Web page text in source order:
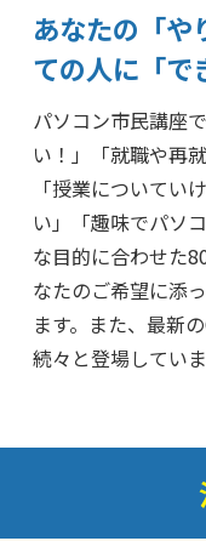
あなたの「や
ての人に「で
パソコン市民講座
い！」「就職や再
「授業についてい
い」「趣味でパソ
な目的に合わせた
なたのご希望に添
ます。また、最新
続々と登場していま